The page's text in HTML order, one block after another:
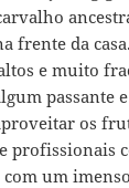
frente da
e muito
passante
os
profissionais
um